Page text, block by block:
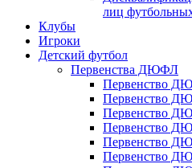
лиц
Клубы
Игроки
Детский футбол
Первенства ДЮФЛ
Первенство
Первенство
Первенство
Первенство
Первенство
Первенство